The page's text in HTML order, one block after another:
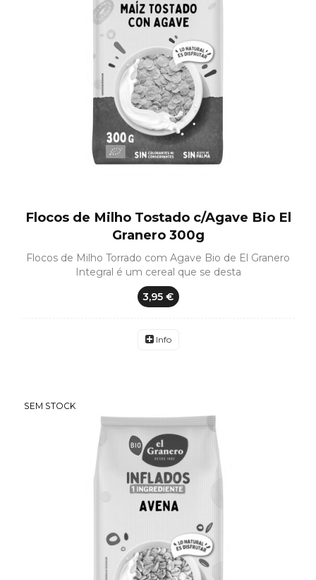
Flocos de Milho Tostado c/Agave Bio El
Granero 300g
Flocos de Milho Torrado com Agave Bio de El Granero
Integral é um cereal que se desta
3,95 €
Info
SEM STOCK